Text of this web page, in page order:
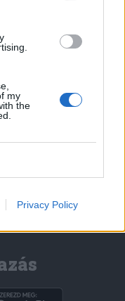
my
the
Privacy Policy